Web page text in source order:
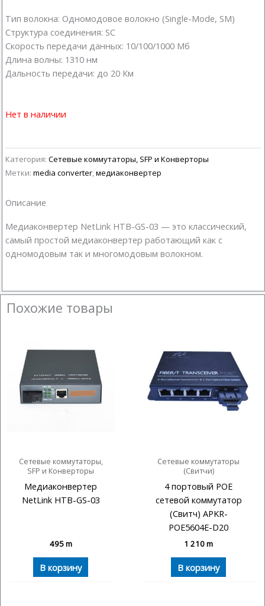
Тип волокна: Одномодовое волокно (Single-Mode, SM)
Структура соединения: SC
Скорость передачи данных: 10/100/1000 Мб
Длина волны: 1310 нм
Дальность передачи: до 20 Км
Нет в наличии
Категория: Сетевые коммутаторы, SFP и Конверторы
Метки: media converter,медиаконвертер
Описание
Медиаконвертер NetLink HTB-GS-03 — это классический,
самый простой медиаконвертер работающий как с
одномодовым так и многомодовым волокном.
Похожие товары
Сетевые коммутаторы,
SFP и Конверторы
Медиаконвертер
NetLink HTB-GS-03
495m
В корзину
Сетевые коммутаторы
(Свитчи)
4 портовый POE
сетевой коммутатор
(Свитч) APKR-
POE5604E-D20
1 210m
В корзину